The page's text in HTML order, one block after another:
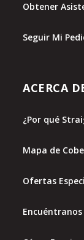
Obtener
Seguir Mi
ACERCA
¿Por qué
Mapa de
Ofertas